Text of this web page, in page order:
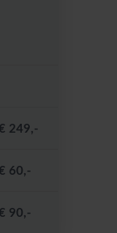
249,-
60,-
90,-